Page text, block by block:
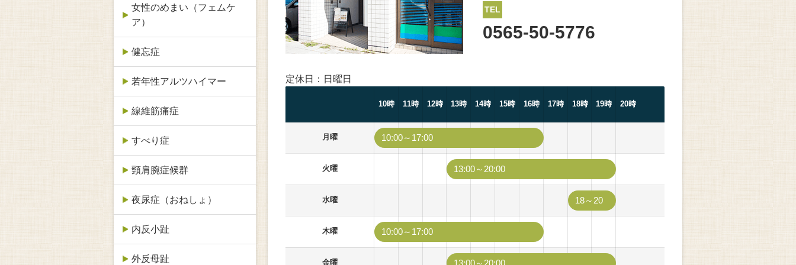
TEL
0565-50-5776
定休日：日曜日
10時 11時 12時 13時 14時 15時 16時 17時 18時 19時 20時
月曜 10:00～17:00
火曜 13:00～20:00
水曜 18～20
木曜 10:00～17:00
金曜 13:00～20:00
女性のめまい（フェムケ
ア）
健忘症
若年性アルツハイマー
線維筋痛症
すべり症
頸肩腕症候群
夜尿症（おねしょ）
内反小趾
外反母趾